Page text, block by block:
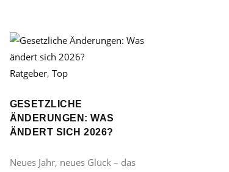
Ratgeber, Top
GESETZLICHE
ÄNDERUNGEN: WAS
ÄNDERT SICH 2026?
Neues Jahr, neues Glück – das